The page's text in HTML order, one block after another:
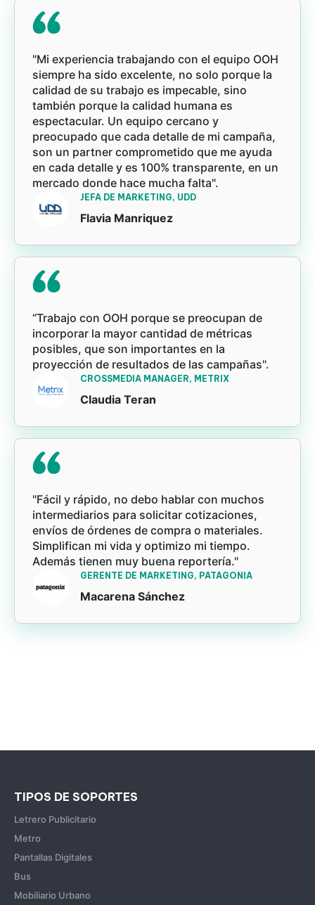
"Mi experiencia trabajando con el equipo OOH
siempre ha sido excelente, no solo porque la
calidad de su trabajo es impecable, sino
también porque la calidad humana es
espectacular. Un equipo cercano y
preocupado que cada detalle de mi campaña,
son un partner comprometido que me ayuda
en cada detalle y es 100% transparente, en un
mercado donde hace mucha falta".
JEFA DE MARKETING, UDD
Flavia Manriquez
“Trabajo con OOH porque se preocupan de
incorporar la mayor cantidad de métricas
posibles, que son importantes en la
proyección de resultados de las campañas".
CROSSMEDIA MANAGER, METRIX
Claudia Teran
"Fácil y rápido, no debo hablar con muchos
intermediarios para solicitar cotizaciones,
envíos de órdenes de compra o materiales.
Simplifican mi vida y optimizo mi tiempo.
Además tienen muy buena reportería."
GERENTE DE MARKETING, PATAGONIA
Macarena Sánchez
TIPOS DE SOPORTES
Letrero Publicitario
Metro
Pantallas Digitales
Bus
Mobiliario Urbano